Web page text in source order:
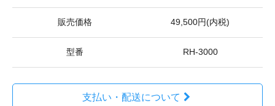
販売価格 49,500円(内税)
型番 RH-3000
支払い・配送について